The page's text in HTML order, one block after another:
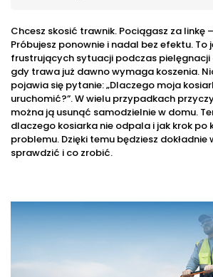
Chcesz skosić trawnik. Pociągasz za linkę
Próbujesz ponownie i nadal bez efektu. To
frustrujących sytuacji podczas pielęgnacji
gdy trawa już dawno wymaga koszenia.
pojawia się pytanie: „Dlaczego moja
uruchomić?”. W wielu przypadkach
można ją usunąć samodzielnie w domu.
dlaczego kosiarka nie odpala i jak krok po
problemu. Dzięki temu będziesz dokładnie
sprawdzić i co zrobić.